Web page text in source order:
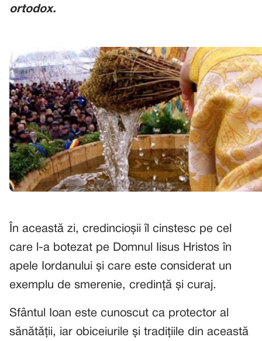
ortodox.
În această zi, credincioșii îl cinstesc pe cel
care l-a botezat pe Domnul Iisus Hristos în
apele Iordanului și care este considerat un
exemplu de smerenie, credință și curaj.
Sfântul Ioan este cunoscut ca protector al
sănătății, iar obiceiurile și tradițiile din această